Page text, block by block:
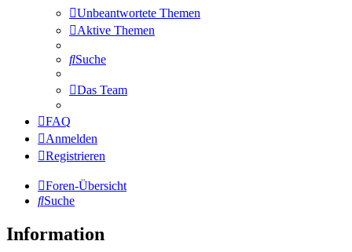
Unbeantwortete Themen
Aktive Themen
Suche
Das Team
FAQ
Anmelden
Registrieren
Foren-Übersicht
Suche
Information